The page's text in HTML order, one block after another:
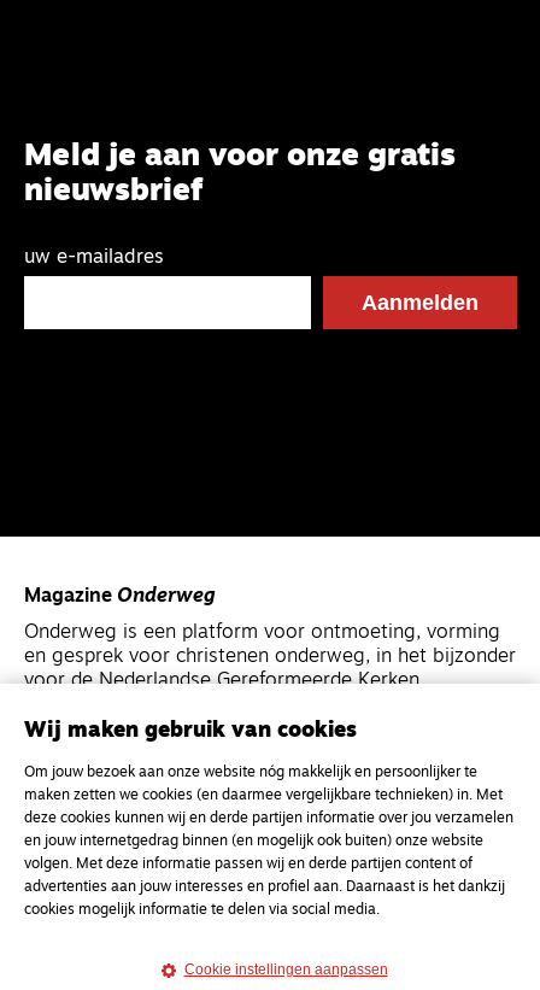
Meld je aan voor onze gratis
nieuwsbrief
uw e-mailadres
Magazine Onderweg
Onderweg is een platform voor ontmoeting, vorming
en gesprek voor christenen onderweg, in het bijzonder
voor de Nederlandse Gereformeerde Kerken.
Magazine
Onderweg
Kvk-nummer 33277063
NL46 INGB 0117 5827 86
info@onderwegonline.nl
Wij maken gebruik van cookies
Om jouw bezoek aan onze website nóg makkelijk en persoonlijker te
maken zetten we cookies (en daarmee vergelijkbare technieken) in. Met
deze cookies kunnen wij en derde partijen informatie over jou verzamelen
en jouw internetgedrag binnen (en mogelijk ook buiten) onze website
volgen. Met deze informatie passen wij en derde partijen content of
advertenties aan jouw interesses en profiel aan. Daarnaast is het dankzij
cookies mogelijk informatie te delen via social media.
Cookie instellingen aanpassen